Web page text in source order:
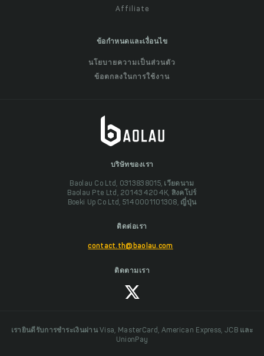
Affiliate
ข้อกำหนดและเงื่อนไข
นโยบายความเป็นส่วนตัว
ข้อตกลงในการใช้งาน
บริษัทของเรา
Baolau Co Ltd, 0313838015, เวียดนาม
Baolau Pte Ltd, 201434204K, สิงคโปร์
Boeki Up Co Ltd, 5140001101308, ญี่ปุ่น
ติดต่อเรา
contact.th@baolau.com
ติดตามเรา
เรายินดีรับการชำระเงินผ่าน Visa, MasterCard, American Express, JCB และ
UnionPay